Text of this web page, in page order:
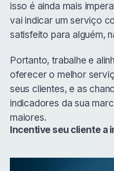
isso é ainda mais
vai indicar um serviço
satisfeito para alguém,
Portanto, trabalhe e
oferecer o melhor
seus clientes, e as
indicadores da sua
maiores.
Incentive seu cliente a